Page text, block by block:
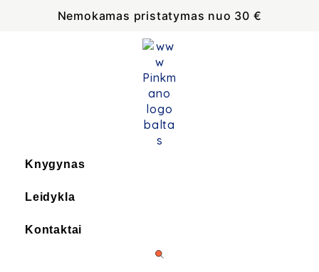
Nemokamas pristatymas nuo 30 €
Knygynas
Leidykla
Kontaktai